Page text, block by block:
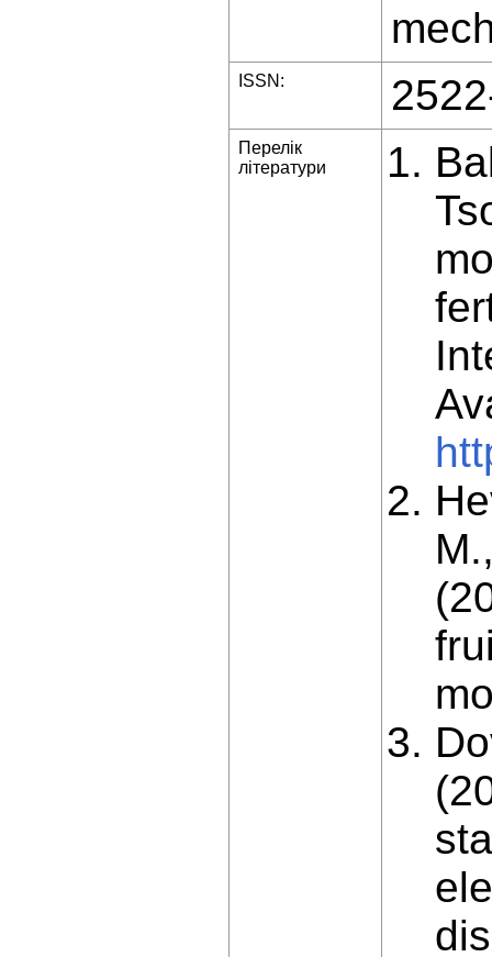
ISSN:
Перелік
літератури